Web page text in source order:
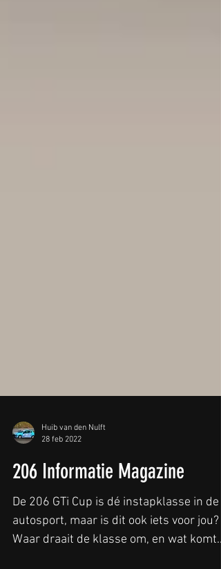
Huib van den Nulft
28 feb 2022
206 Informatie Magazine
De 206 GTi Cup is dé instapklasse in de